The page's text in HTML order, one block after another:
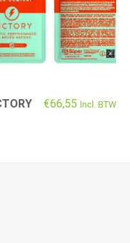
€66,55 Incl. BTW